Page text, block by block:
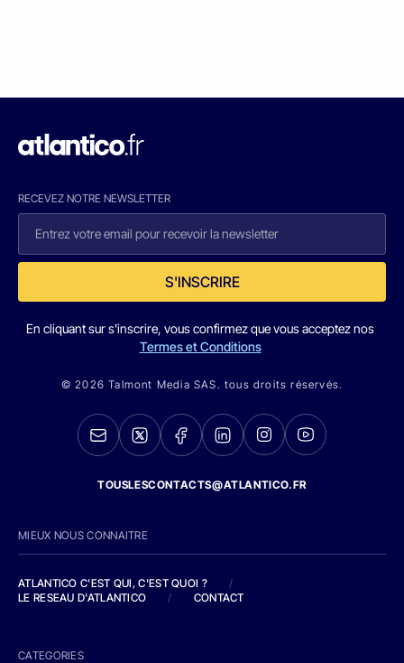
RECEVEZ NOTRE NEWSLETTER
S'INSCRIRE
En cliquant sur s'inscrire, vous confirmez que vous acceptez nos
Termes et Conditions
© 2026 Talmont Media SAS. tous droits réservés.
TOUSLESCONTACTS@ATLANTICO.FR
MIEUX NOUS CONNAITRE
ATLANTICO C'EST QUI, C'EST QUOI ?
/
LE RESEAU D'ATLANTICO
/ CONTACT
CATEGORIES